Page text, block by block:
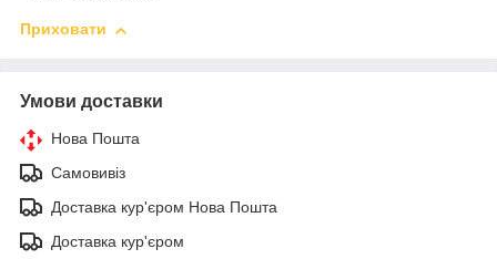
Приховати
Умови доставки
Нова Пошта
Самовивіз
Доставка кур'єром Нова Пошта
Доставка кур'єром